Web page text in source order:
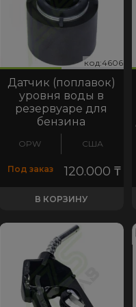
код:4598
код:4601
код:4606
Датчик (поплавок)
уровня воды в
резервуаре для
бензина
OPW США
Под заказ 120.000₸
В КОРЗИНУ
код:4610
код:4605